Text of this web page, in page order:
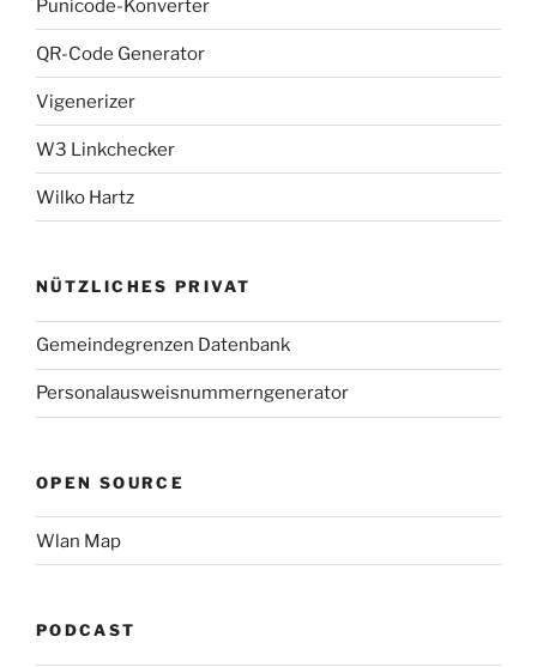
Punicode-Konverter
QR-Code Generator
Vigenerizer
W3 Linkchecker
Wilko Hartz
NÜTZLICHES PRIVAT
Gemeindegrenzen Datenbank
Personalausweisnummerngenerator
OPEN SOURCE
Wlan Map
PODCAST